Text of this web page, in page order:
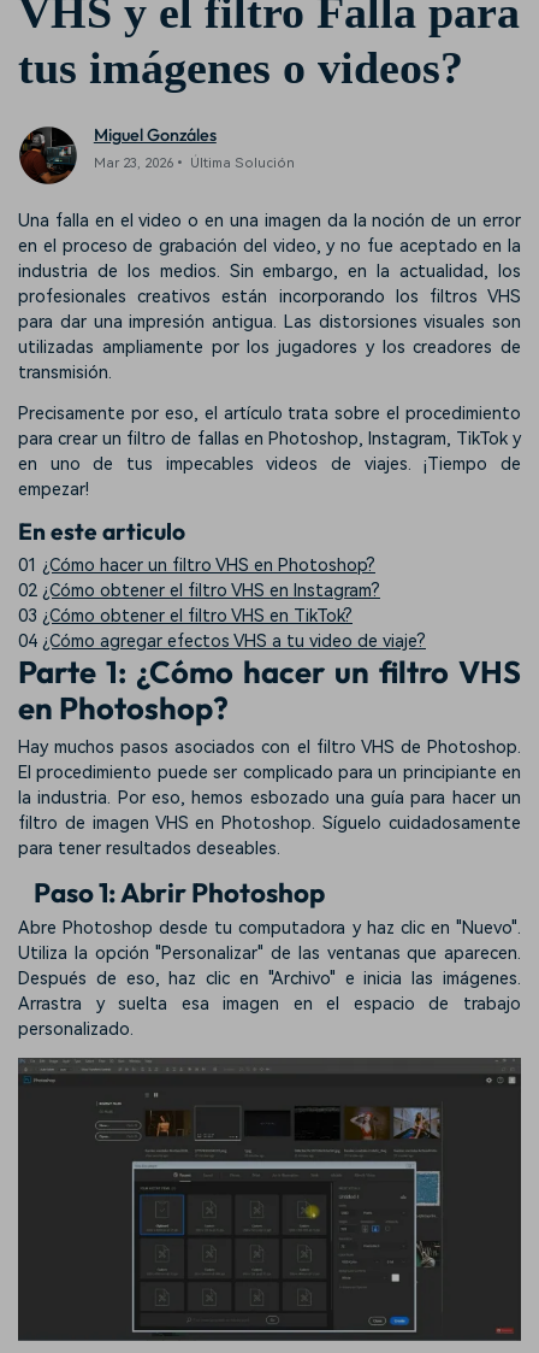
VHS y el filtro Falla para
tus imágenes o videos?
Miguel Gonzáles
Mar 23, 2026• Última Solución
Una falla en el video o en una imagen da la noción de un error
en el proceso de grabación del video, y no fue aceptado en la
industria de los medios. Sin embargo, en la actualidad, los
profesionales creativos están incorporando los filtros VHS
para dar una impresión antigua. Las distorsiones visuales son
utilizadas ampliamente por los jugadores y los creadores de
transmisión.
Precisamente por eso, el artículo trata sobre el procedimiento
para crear un filtro de fallas en Photoshop, Instagram, TikTok y
en uno de tus impecables videos de viajes. ¡Tiempo de
empezar!
En este articulo
01 ¿Cómo hacer un filtro VHS en Photoshop?
02 ¿Cómo obtener el filtro VHS en Instagram?
03 ¿Cómo obtener el filtro VHS en TikTok?
04 ¿Cómo agregar efectos VHS a tu video de viaje?
Parte 1: ¿Cómo hacer un filtro VHS
en Photoshop?
Hay muchos pasos asociados con el filtro VHS de Photoshop.
El procedimiento puede ser complicado para un principiante en
la industria. Por eso, hemos esbozado una guía para hacer un
filtro de imagen VHS en Photoshop. Síguelo cuidadosamente
para tener resultados deseables.
Paso 1: Abrir Photoshop
Abre Photoshop desde tu computadora y haz clic en "Nuevo".
Utiliza la opción "Personalizar" de las ventanas que aparecen.
Después de eso, haz clic en "Archivo" e inicia las imágenes.
Arrastra y suelta esa imagen en el espacio de trabajo
personalizado.